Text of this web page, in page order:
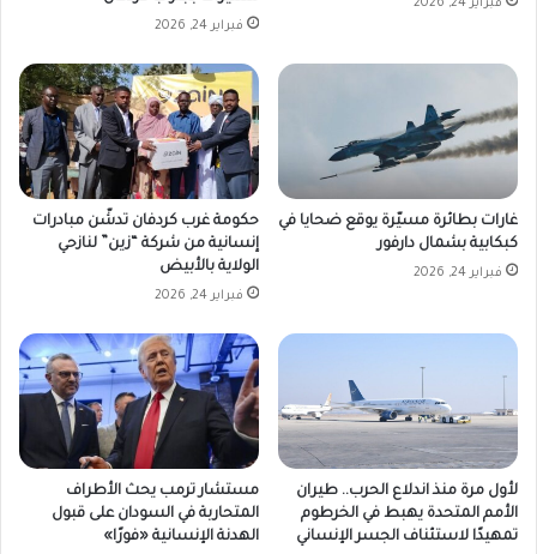
فبراير 24, 2026
فبراير 24, 2026
غارات بطائرة مسيّرة يوقع ضحايا في
كبكابية بشمال دارفور
فبراير 24, 2026
حكومة غرب كردفان تدشّن مبادرات
إنسانية من شركة “زين” لنازحي
الولاية بالأبيض
فبراير 24, 2026
لأول مرة منذ اندلاع الحرب.. طيران
الأمم المتحدة يهبط في الخرطوم
تمهيدًا لاستئناف الجسر الإنساني
مستشار ترمب يحث الأطراف
المتحاربة في السودان على قبول
الهدنة الإنسانية «فورًا»